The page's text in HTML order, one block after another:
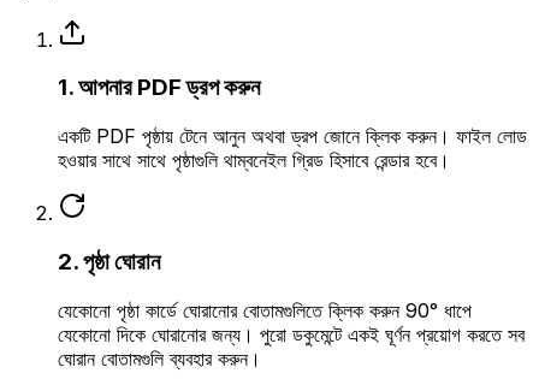
1. আপনার PDF ড্রপ করুন
একটি PDF পৃষ্ঠায় টেনে আনুন অথবা ড্রপ জোনে ক্লিক করুন। ফাইল লোড
হওয়ার সাথে সাথে পৃষ্ঠাগুলি থাম্বনেইল গ্রিড হিসাবে রেন্ডার হবে।
2. পৃষ্ঠা ঘোরান
যেকোনো পৃষ্ঠা কার্ডে ঘোরানোর বোতামগুলিতে ক্লিক করুন 90° ধাপে
যেকোনো দিকে ঘোরানোর জন্য। পুরো ডকুমেন্টে একই ঘূর্ণন প্রয়োগ করতে সব
ঘোরান বোতামগুলি ব্যবহার করুন।